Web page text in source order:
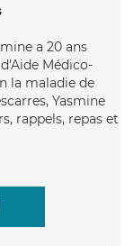
a 20 ans
Médico-
la maladie de
Yasmine
rappels, repas et